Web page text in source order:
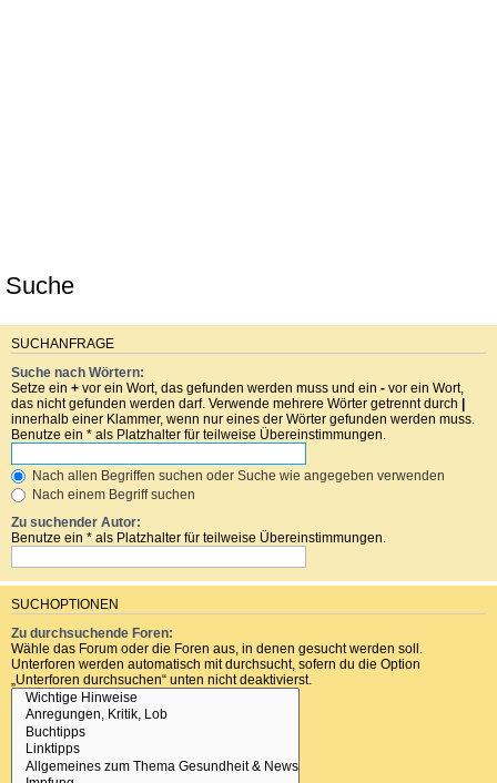
Suche
SUCHANFRAGE
Suche nach Wörtern:
Setze ein + vor ein Wort, das gefunden werden muss und ein - vor ein Wort,
das nicht gefunden werden darf. Verwende mehrere Wörter getrennt durch |
innerhalb einer Klammer, wenn nur eines der Wörter gefunden werden muss.
Benutze ein * als Platzhalter für teilweise Übereinstimmungen.
Nach allen Begriffen suchen oder Suche wie angegeben verwenden
Nach einem Begriff suchen
Zu suchender Autor:
Benutze ein * als Platzhalter für teilweise Übereinstimmungen.
SUCHOPTIONEN
Zu durchsuchende Foren:
Wähle das Forum oder die Foren aus, in denen gesucht werden soll.
Unterforen werden automatisch mit durchsucht, sofern du die Option
„Unterforen durchsuchen“ unten nicht deaktivierst.